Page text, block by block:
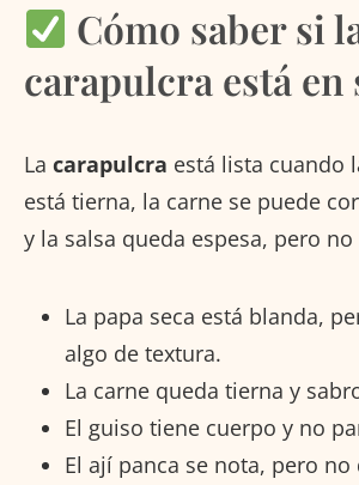
Cómo saber si
carapulcra está en
La carapulcra está lista cuando
está tierna, la carne se puede
y la salsa queda espesa, pero no
La papa seca está blanda,
algo de textura.
La carne queda tierna y
El guiso tiene cuerpo y no
El ají panca se nota, pero